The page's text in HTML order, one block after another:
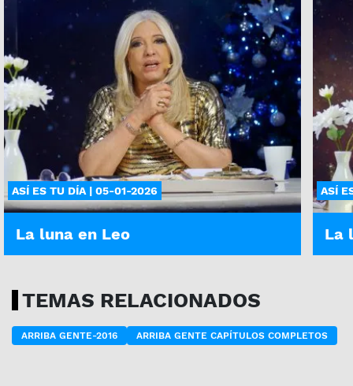
ASÍ ES TU DÍA | 05-01-2026
La luna en Leo
ASÍ
La
TEMAS RELACIONADOS
ARRIBA GENTE-2016 ARRIBA GENTE CAPÍTULOS COMPLETOS